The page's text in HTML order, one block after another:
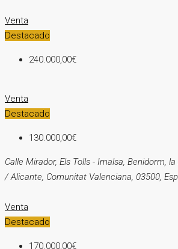
Venta
Destacado
240.000,00€
Venta
Destacado
130.000,00€
Calle Mirador, Els Tolls - Imalsa, Benidorm,
/ Alicante, Comunitat Valenciana, 03500,
Venta
Destacado
170.000,00€